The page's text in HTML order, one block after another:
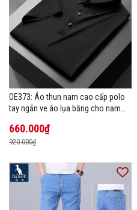
OE373: Áo thun nam cao cấp polo
tay ngắn ve áo lụa băng cho nam
660.000₫
920.000₫